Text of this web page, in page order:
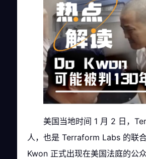
美国当地时间 1 月 2 日，
人，也是 Terraform Labs 的联
Kwon 正式出现在美国法庭的公